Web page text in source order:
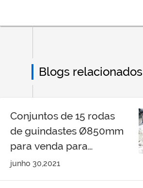
Blogs relacionados
Conjuntos de 15 rodas
de guindastes Ø850mm
para venda para
Singapura
junho 30,2021